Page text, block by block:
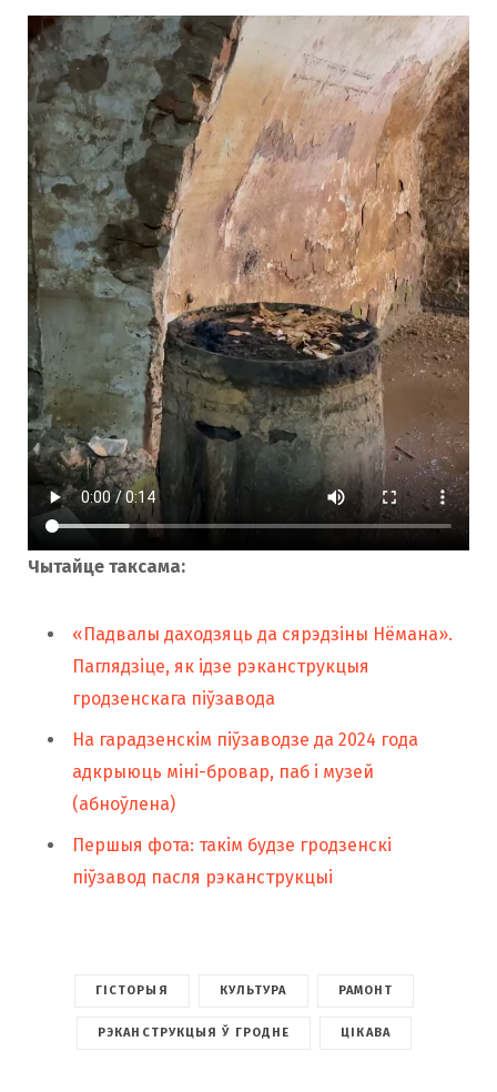
Чытайце таксама:
«Падвалы даходзяць да сярэдзіны Нёмана».
Паглядзіце, як ідзе рэканструкцыя
гродзенскага піўзавода
На гарадзенскім піўзаводзе да 2024 года
адкрыюць міні-бровар, паб і музей
(абноўлена)
Першыя фота: такім будзе гродзенскі
піўзавод пасля рэканструкцыі
ГІСТОРЫЯ КУЛЬТУРА РАМОНТ
РЭКАНСТРУКЦЫЯ Ў ГРОДНЕ ЦІКАВА